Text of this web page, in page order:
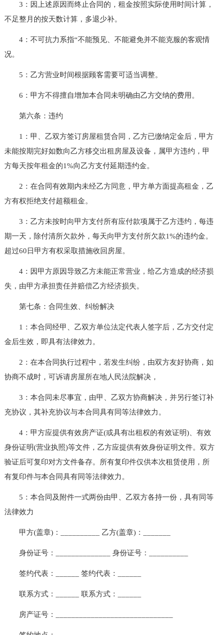
3：因上述原因而终止合同的，租金按照实际使用时间计算，
不足整月的按天数计算，多退少补。
4：不可抗力系指“不能预见、不能避免并不能克服的客观情
况。
5：乙方营业时间根据顾客需要可适当调整。
6：甲方不得擅自增加本合同未明确由乙方交纳的费用。
第六条：违约
1：甲、乙双方签订房屋租赁合同，乙方已缴纳定金后，甲方
未能按期完好如数向乙方移交出租房屋及设备，属甲方违约，甲
方每天按年租金的1%向乙方支付延期违约金。
2：在合同有效期内未经乙方同意，甲方单方面提高租金，乙
方有权拒绝支付超额租金。
3：乙方未按时向甲方支付所有应付款项属于乙方违约，每违
期一天，除付清所欠款外，每天向甲方支付所欠款1%的违约金。
超过60日甲方有权采取措施收回房屋。
4：因甲方原因导致乙方未能正常营业，给乙方造成的经济损
失，由甲方承担责任并赔偿乙方经济损失。
第七条：合同生效、纠纷解决
1：本合同经甲、乙双方单位法定代表人签字后，乙方交付定
金后生效，即具有法律效力。
2：在本合同执行过程中，若发生纠纷，由双方友好协商，如
协商不成时，可诉请房屋所在地人民法院解决，
3：本合同未尽事宜，由甲、乙双方协商解决，并另行签订补
充协议，其补充协议与本合同具有同等法律效力。
4：甲方应提供有效房产证(或具有出租权的有效证明)、有效
身份证明(营业执照)等文件，乙方应提供有效身份证明文件。双方
验证后可复印对方文件备存。所有复印件仅供本次租赁使用，所
有复印件与本合同具有同等法律效力。
5：本合同及附件一式两份由甲、乙双方各持一份，具有同等
法律效力
甲方(盖章)：__________ 乙方(盖章)：_______
身份证号：______________ 身份证号：__________
签约代表：______ 签约代表：______
联系方式：______ 联系方式：______
房产证号：______________________________